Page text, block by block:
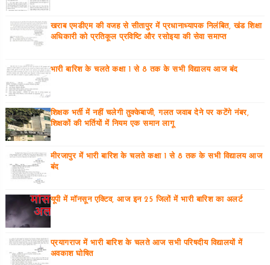
खराब एमडीएम की वजह से सीतापुर में प्रधानाध्यापक निलंबित, खंड शिक्षा
अधिकारी को प्रतिकूल प्रविष्टि और रसोइया की सेवा समाप्त
भारी बारिश के चलते कक्षा 1 से 8 तक के सभी विद्यालय आज बंद
शिक्षक भर्ती में नहीं चलेगी तुक्केबाजी, गलत जवाब देने पर कटेंगे नंबर,
शिक्षकों की भर्तियों में नियम एक समान लागू
मीरजापुर में भारी बारिश के चलते कक्षा 1 से 8 तक के सभी विद्यालय आज
बंद
यूपी में मॉनसून एक्टिव, आज इन 25 जिलों में भारी बारिश का अलर्ट
प्रयागराज में भारी बारिश के चलते आज सभी परिषदीय विद्यालयों में
अवकाश घोषित